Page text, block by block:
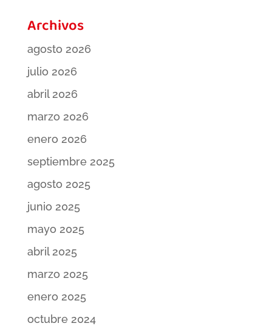
Archivos
agosto 2026
julio 2026
abril 2026
marzo 2026
enero 2026
septiembre 2025
agosto 2025
junio 2025
mayo 2025
abril 2025
marzo 2025
enero 2025
octubre 2024